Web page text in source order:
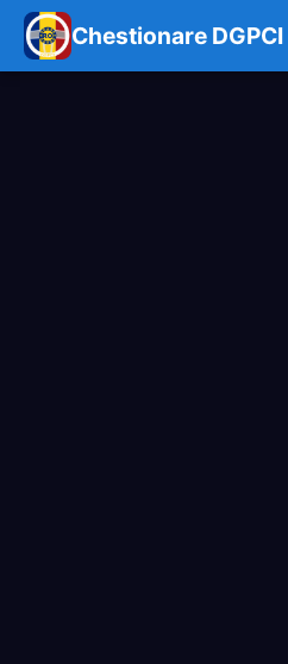
Chestionare DGPCI